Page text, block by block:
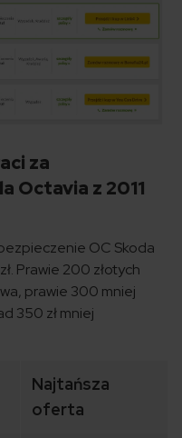
za
Octavia z 2011
OC Skoda
Prawie 200 złotych
prawie 300 mniej
350 zł mniej
Najtańsza
oferta